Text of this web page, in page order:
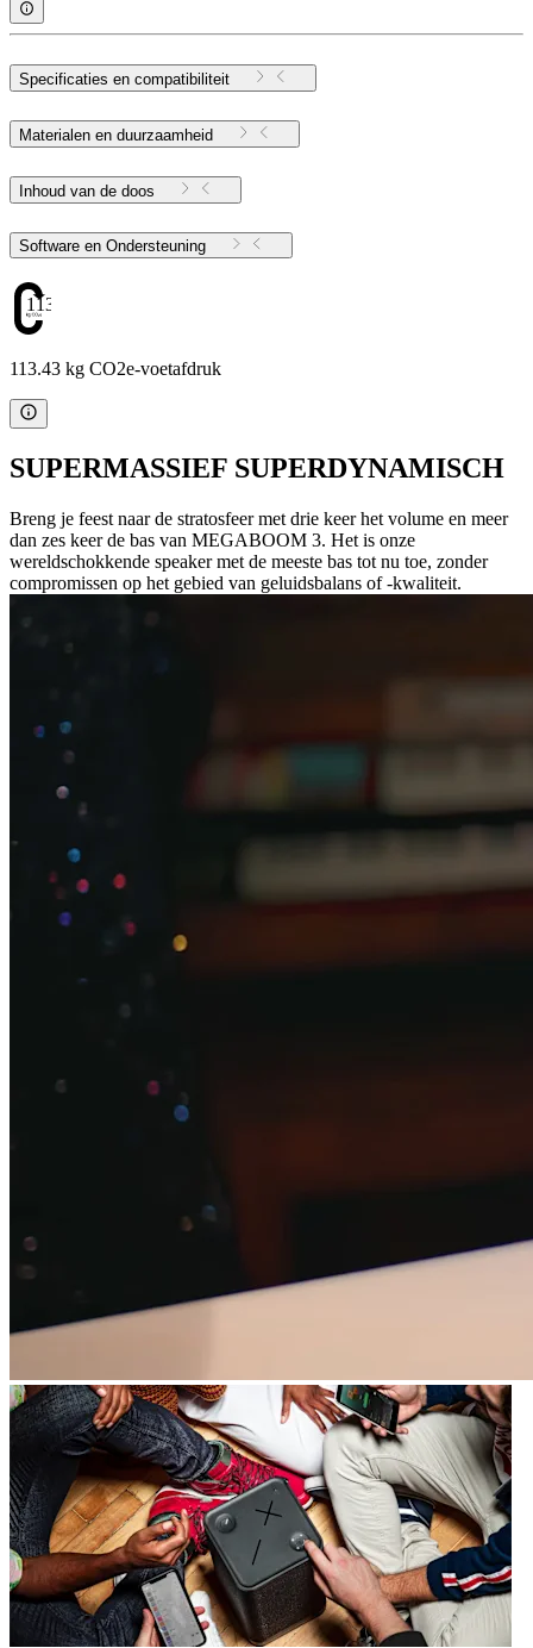
Specificaties en compatibiliteit
Materialen en duurzaamheid
Inhoud van de doos
Software en Ondersteuning
113.43
113.43 kg CO2e-voetafdruk
SUPERMASSIEF SUPERDYNAMISCH
Breng je feest naar de stratosfeer met drie keer het volume en meer
dan zes keer de bas van MEGABOOM 3. Het is onze
wereldschokkende speaker met de meeste bas tot nu toe, zonder
compromissen op het gebied van geluidsbalans of -kwaliteit.